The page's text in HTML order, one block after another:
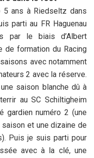
5 ans à Riedseltz dans
parti au FR Haguenau
par le biais d’Albert
de formation du Racing
avec notamment
2 avec la réserve.
saison blanche dû à
au SC Schiltigheim
gardien numéro 2 (une
et une dizaine de
Puis je suis parti pour
avec à la clé, une